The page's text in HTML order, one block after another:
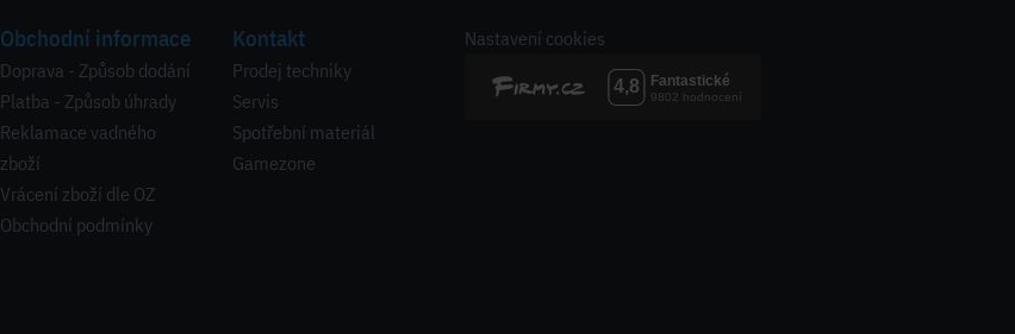
Obchodní informace
Doprava - Způsob dodání
Platba - Způsob úhrady
Reklamace vadného
zboží
Vrácení zboží dle OZ
Obchodní podmínky
Kontakt
Prodej techniky
Servis
Spotřební materiál
Gamezone
Nastavení cookies